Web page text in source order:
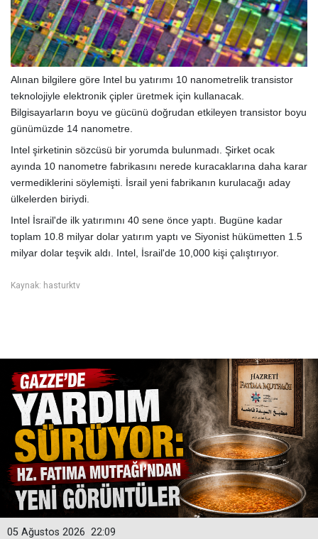
Alınan bilgilere göre Intel bu yatırımı 10 nanometrelik transistor
teknolojiyle elektronik çipler üretmek için kullanacak.
Bilgisayarların boyu ve gücünü doğrudan etkileyen transistor boyu
günümüzde 14 nanometre.
Intel şirketinin sözcüsü bir yorumda bulunmadı. Şirket ocak
ayında 10 nanometre fabrikasını nerede kuracaklarına daha karar
vermediklerini söylemişti. İsrail yeni fabrikanın kurulacağı aday
ülkelerden biriydi.
Intel İsrail'de ilk yatırımını 40 sene önce yaptı. Bugüne kadar
toplam 10.8 milyar dolar yatırım yaptı ve Siyonist hükümetten 1.5
milyar dolar teşvik aldı. Intel, İsrail'de 10,000 kişi çalıştırıyor.
Kaynak: hasturktv
22:09
05 Ağustos 2026